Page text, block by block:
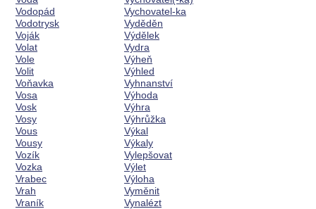
Vodopád
Vodotrysk
Voják
Volat
Vole
Volit
Voňavka
Vosa
Vosk
Vosy
Vous
Vousy
Vozík
Vozka
Vrabec
Vrah
Vraník
Vychovatel-ka
Vyděděn
Výdělek
Vydra
Výheň
Výhled
Vyhnanství
Výhoda
Výhra
Výhrůžka
Výkal
Výkaly
Vylepšovat
Výlet
Výloha
Vyměnit
Vynalézt